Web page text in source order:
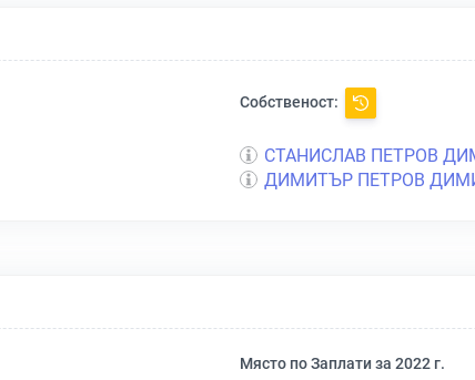
Собственост:
СТАНИСЛАВ ПЕТРОВ
ДИМИТЪР ПЕТРОВ
Място по Заплати за 2022 г.